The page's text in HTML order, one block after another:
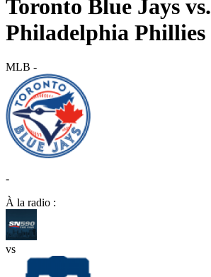
Toronto Blue Jays vs.
Philadelphia Phillies
MLB -
-
À la radio :
vs